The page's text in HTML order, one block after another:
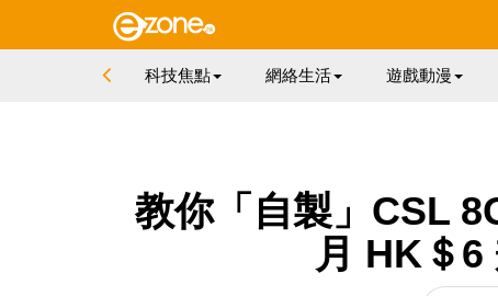
科技焦點 網絡生活 遊戲動漫
教你「自製」CSL
月 HK＄6